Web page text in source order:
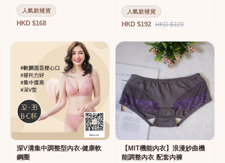
人氣款補貨
HKD $168
人氣款補貨
HKD $192 HKD $320
深V溝集中調整型內衣-健康軟
鋼圈
【MIT機能內衣】浪漫妙曲機
能調整內衣 配套內褲